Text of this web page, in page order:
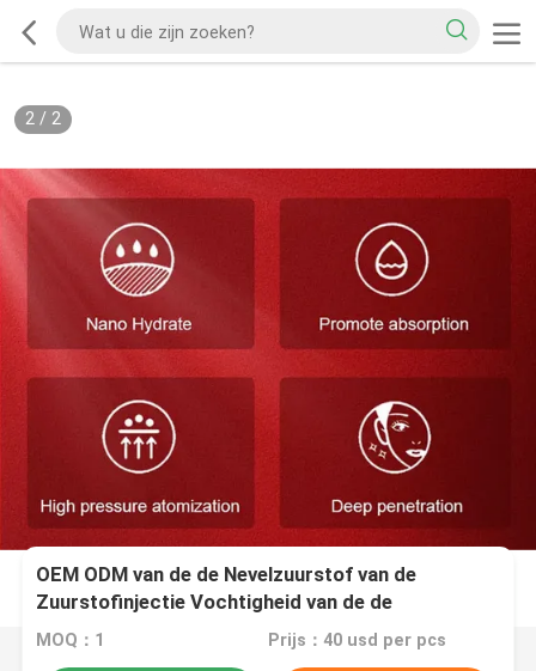
2/ 2
OEM ODM van de de Nevelzuurstof van de
Zuurstofinjectie Vochtigheid van de de
Injecteurs5v de Diepe Huid
MOQ：1 Prijs：40 usd per pcs